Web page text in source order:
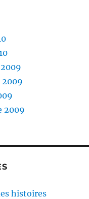
2009
2009
histoires